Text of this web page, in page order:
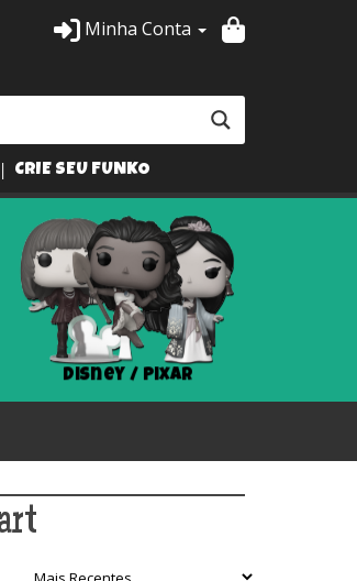
Minha Conta
CRIE SEU FUNKO
Disney / Pixar